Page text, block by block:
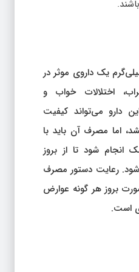
۲۵ میلی‌گرم یک داروی موثر در
اختلالات خواب و
دارو می‌تواند کیفیت
اما مصرف آن باید با
شود تا از بروز
رعایت دستور مصرف
بروز هر گونه عوارض
است.